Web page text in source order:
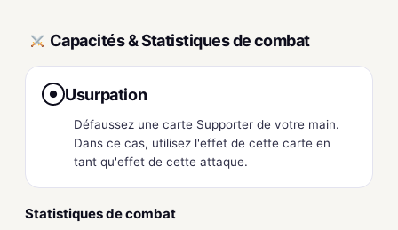
Capacités & Statistiques de combat
● Usurpation
Défaussez une carte Supporter de votre main.
Dans ce cas, utilisez l'effet de cette carte en
tant qu'effet de cette attaque.
Statistiques de combat